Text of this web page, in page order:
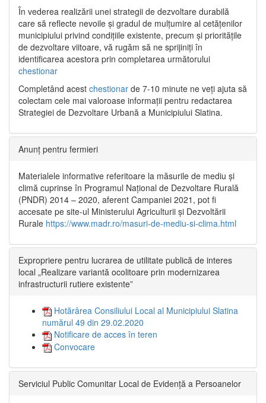
În vederea realizării unei strategii de dezvoltare durabilă
care să reflecte nevoile și gradul de mulțumire al cetățenilor
municipiului privind condițiile existente, precum și prioritățile
de dezvoltare viitoare, vă rugăm să ne sprijiniți în
identificarea acestora prin completarea următorului
chestionar
Completând acest chestionar de 7-10 minute ne veți ajuta să
colectam cele mai valoroase informații pentru redactarea
Strategiei de Dezvoltare Urbană a Municipiului Slatina.
Anunț pentru fermieri
Materialele informative referitoare la măsurile de mediu și
climă cuprinse în Programul Național de Dezvoltare Rurală
(PNDR) 2014 – 2020, aferent Campaniei 2021, pot fi
accesate pe site-ul Ministerului Agriculturii și Dezvoltării
Rurale https://www.madr.ro/masuri-de-mediu-si-clima.html
Expropriere pentru lucrarea de utilitate publică de interes
local „Realizare variantă ocolitoare prin modernizarea
infrastructurii rutiere existente”
Hotărârea Consiliului Local al Municipiului Slatina
numărul 49 din 29.02.2020
Notificare de acces în teren
Convocare
Serviciul Public Comunitar Local de Evidență a Persoanelor